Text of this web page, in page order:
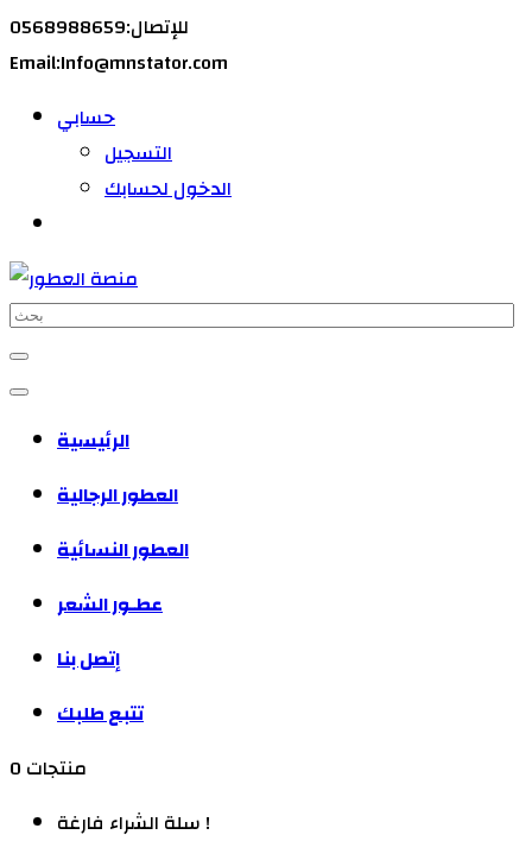
للإتصال:0568988659
Email:Info@mnstator.com
حسابي
التسجيل
الدخول لحسابك
الرئيسية
العطور الرجالية
العطور النسائية
عطـور الشعر
إتصل بنا
تتبع طلبك
0 منتجات
سلة الشراء فارغة !